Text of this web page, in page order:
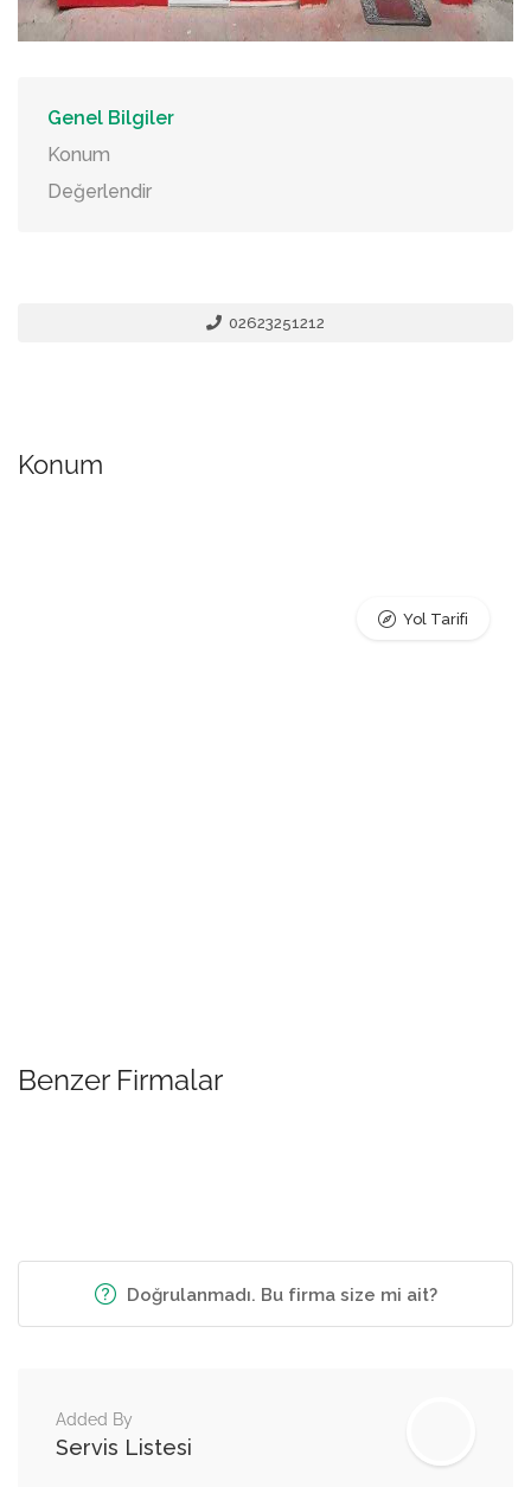
Genel Bilgiler
Konum
Değerlendir
02623251212
Konum
Yol Tarifi
Benzer Firmalar
Doğrulanmadı. Bu firma size mi ait?
Added By
Servis Listesi